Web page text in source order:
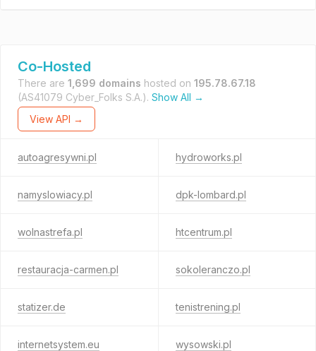
Co-Hosted
There are 1,699 domains hosted on 195.78.67.18
(AS41079 Cyber_Folks S.A.). Show All →
View API →
autoagresywni.pl hydroworks.pl
namyslowiacy.pl dpk-lombard.pl
wolnastrefa.pl htcentrum.pl
restauracja-carmen.pl sokoleranczo.pl
statizer.de tenistrening.pl
internetsystem.eu wysowski.pl